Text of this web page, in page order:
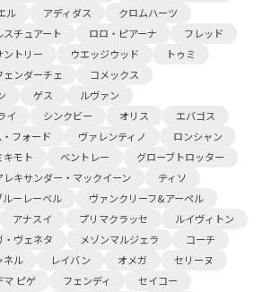
ル
アディダス
クロムハーツ
スチュアート ロロ・ピアーナ
フレッド
ントリー ウエッジウッド
トゥミ
ェンダーチェ
コメックス
ゲス
ルヴァン
イ
シンクビー オリス
エバゴス
・フォード ヴァレンティノ
ロンシャン
キモト ベントレー
グローブトロッター
レキサンダー・マックイーン
ティソ
ルーレーベル
ヴァンクリーフ&アーペル
アナスイ プリマクラッセ
ルイヴィトン
・ヴェネタ メゾンマルジェラ
コーチ
ネル レイバン オメガ
セリーヌ
マ ピゲ フェンディ
セイコー